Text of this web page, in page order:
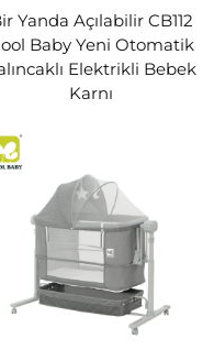
Yanda Açılabilir CB112
Baby Yeni Otomatik
Elektrikli Bebek
Karnı